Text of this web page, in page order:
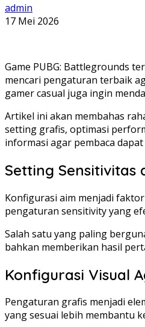
admin
17 Mei 2026
Game PUBG: Battlegrounds
mencari pengaturan terbaik
gamer casual juga ingin
Artikel ini akan membahas
setting grafis, optimasi
informasi agar pembaca
Setting Sensitivitas
Konfigurasi aim menjadi
pengaturan sensitivity yang
Salah satu yang paling
bahkan memberikan hasil
Konfigurasi Visual
Pengaturan grafis menjadi
yang sesuai lebih membantu